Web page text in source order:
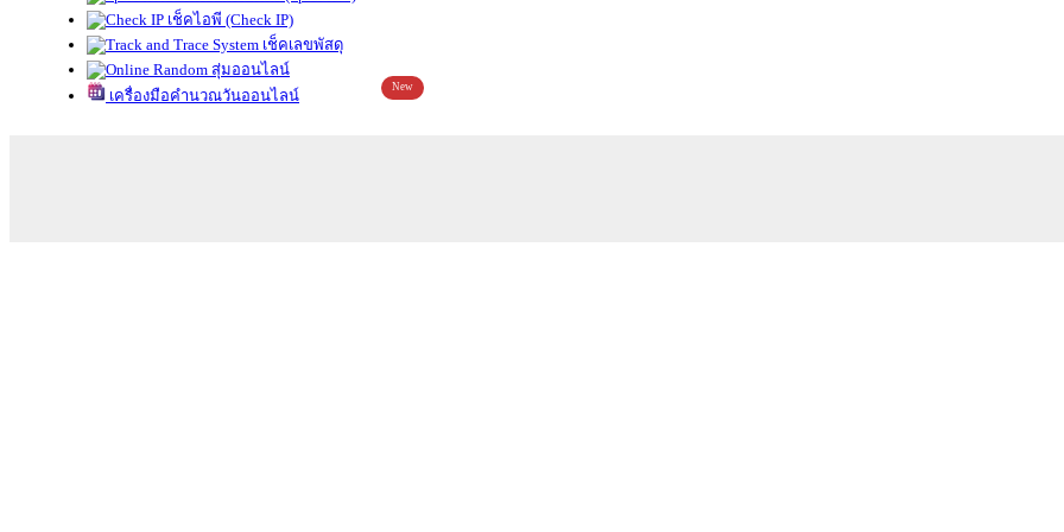
เช็คไอพี (Check IP)
เช็คเลขพัสดุ
สุ่มออนไลน์
เครื่องมือคำนวณวันออนไลน์
New